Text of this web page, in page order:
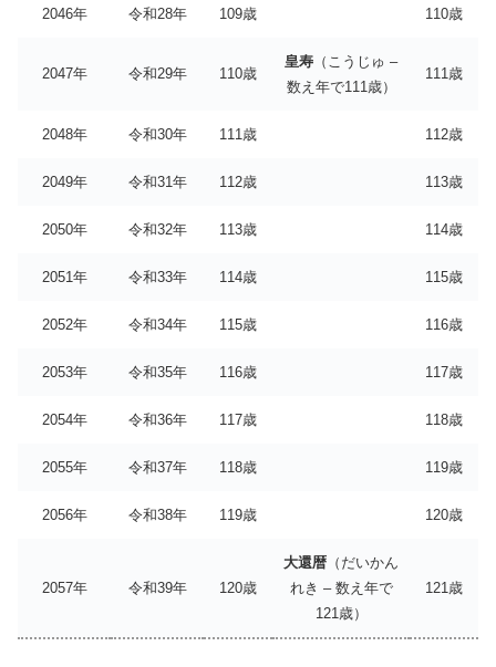
2046年 令和28年 109歳 110歳
2047年 令和29年 110歳
皇寿 （こうじゅ –
数え年で111歳）
111歳
2048年 令和30年 111歳 112歳
2049年 令和31年 112歳 113歳
2050年 令和32年 113歳 114歳
2051年 令和33年 114歳 115歳
2052年 令和34年 115歳 116歳
2053年 令和35年 116歳 117歳
2054年 令和36年 117歳 118歳
2055年 令和37年 118歳 119歳
2056年 令和38年 119歳 120歳
2057年 令和39年 120歳
大還暦 （だいかん
れき – 数え年で
121歳）
121歳